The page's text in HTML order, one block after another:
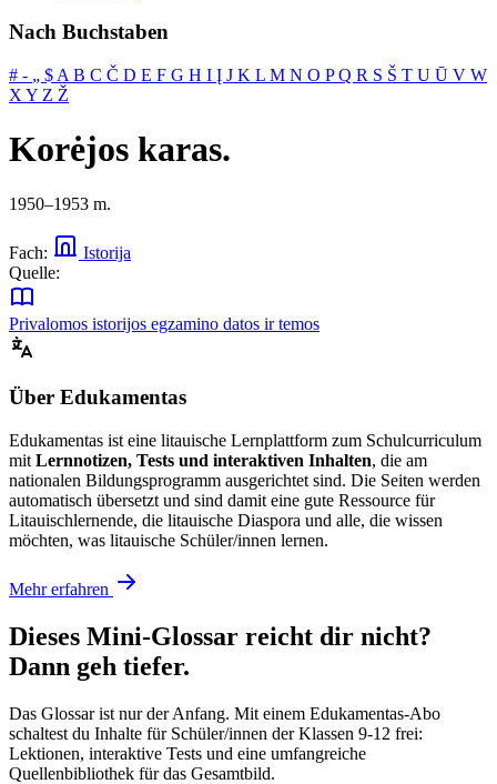
Nach Buchstaben
# ‐ „ $ A B C Č D E F G H I Į J K L M N O PQ R S Š T U Ū V W
X Y Z Ž
Korėjos karas.
1950–1953 m.
Fach:
Istorija
Quelle:
Privalomos istorijos egzamino datos ir temos
Über Edukamentas
Edukamentas ist eine litauische Lernplattform zum Schulcurriculum
mit Lernnotizen, Tests und interaktiven Inhalten, die am
nationalen Bildungsprogramm ausgerichtet sind. Die Seiten werden
automatisch übersetzt und sind damit eine gute Ressource für
Litauischlernende, die litauische Diaspora und alle, die wissen
möchten, was litauische Schüler/innen lernen.
Mehr erfahren
Dieses Mini-Glossar reicht dir nicht?
Dann geh tiefer.
Das Glossar ist nur der Anfang. Mit einem Edukamentas-Abo
schaltest du Inhalte für Schüler/innen der Klassen 9-12 frei:
Lektionen, interaktive Tests und eine umfangreiche
Quellenbibliothek für das Gesamtbild.